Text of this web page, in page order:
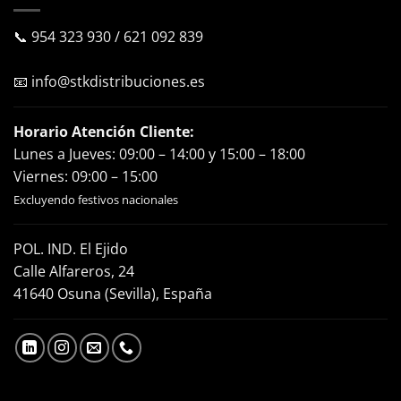
📞 954 323 930/ 621 092 839
📧 info@stkdistribuciones.es
Horario Atención Cliente:
Lunes a Jueves: 09:00 – 14:00 y 15:00 – 18:00
Viernes: 09:00 – 15:00
Excluyendo festivos nacionales
POL. IND. El Ejido
Calle Alfareros, 24
41640 Osuna (Sevilla), España